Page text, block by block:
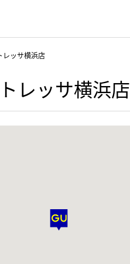
レッサ横浜店
レッサ横浜店